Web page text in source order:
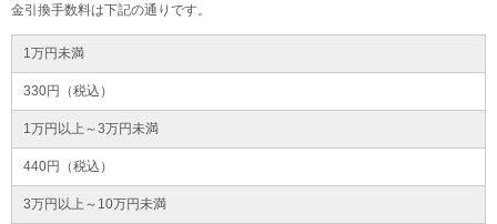
金引換手数料は下記の通りです。
1万円未満
330円（税込）
1万円以上～3万円未満
440円（税込）
3万円以上～10万円未満